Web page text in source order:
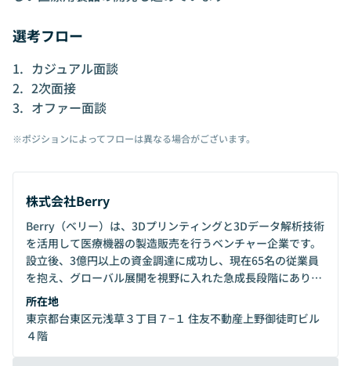
選考フロー
カジュアル面談
2次面接
オファー面談
※ポジションによってフローは異なる場合がございます。
株式会社Berry
Berry（ベリー）は、3Dプリンティングと3Dデータ解析技術
を活用して医療機器の製造販売を行うベンチャー企業です。
設立後、3億円以上の資金調達に成功し、現在65名の従業員
を抱え、グローバル展開を視野に入れた急成長段階にありま
す。「テクノロジーで医療格差を0にする」というミッショ
ンのもと、赤ちゃんの頭蓋形状矯正ヘルメットを主力製品と
して展開しつつ、新規事業の開発にも積極的に取り組んでい
ます。
所在地
東京都台東区元浅草３丁目７−１ 住友不動産上野御徒町ビル
４階